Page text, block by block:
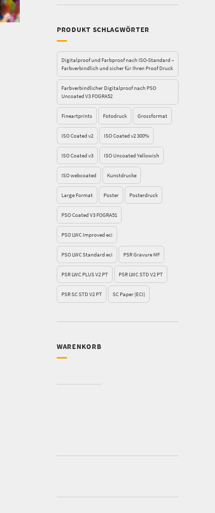
PRODUKT SCHLAGWÖRTER
Digitalproof und Farbproof nach ISO-Standard –
Farbverbindlich und sicher für Ihren Proof Druck
Farbverbindlicher Digitalproof nach PSO
Uncoated V3 FOGRA52
Fineartprints Fotodruck Grossformat
ISO Coated v2 ISO Coated v2 300%
ISO Coated v3 ISO Uncoated Yellowish
ISO webcoated Kunstdrucke
Large Format Poster Posterdruck
PSO Coated V3 FOGRA51
PSO LWC Improved eci
PSO LWC Standard eci PSR Gravure MF
PSR LWC PLUS V2 PT PSR LWC STD V2 PT
PSR SC STD V2 PT SC Paper (ECI)
WARENKORB